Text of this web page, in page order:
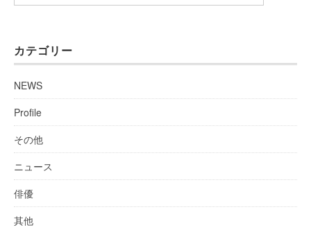
カテゴリー
NEWS
Profile
その他
ニュース
俳優
其他